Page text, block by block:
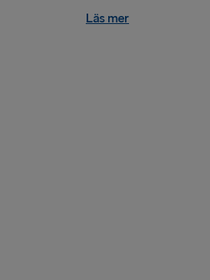
Läs mer